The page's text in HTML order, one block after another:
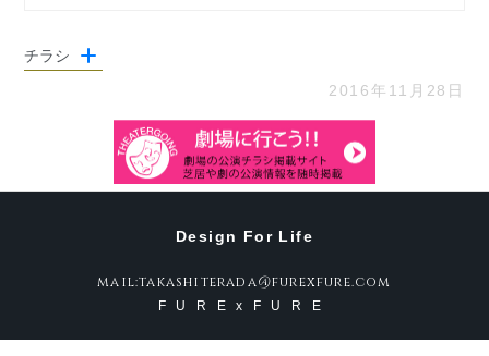
チラシ
2016年11月28日
Design For Life
mail:takashiterada@furexfure.com
FURExFURE